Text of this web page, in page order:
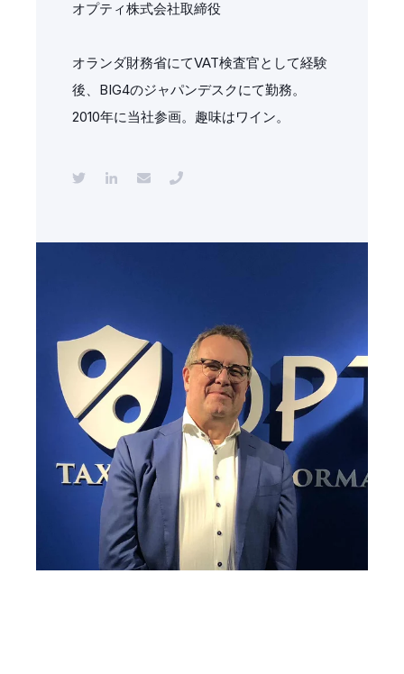
オプティ株式会社取締役
オランダ財務省にてVAT検査官として経験
後、BIG4のジャパンデスクにて勤務。
2010年に当社参画。趣味はワイン。